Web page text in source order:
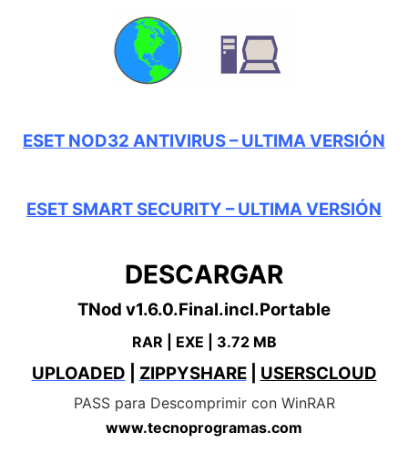
ESET NOD32 ANTIVIRUS – ULTIMA VERSIÓN
ESET SMART SECURITY – ULTIMA VERSIÓN
DESCARGAR
TNod v1.6.0.Final.incl.Portable
RAR | EXE | 3.72 MB
UPLOADED ZIPPYSHARE| USERSCLOUD
PASS para Descomprimir con WinRAR
www.tecnoprogramas.com